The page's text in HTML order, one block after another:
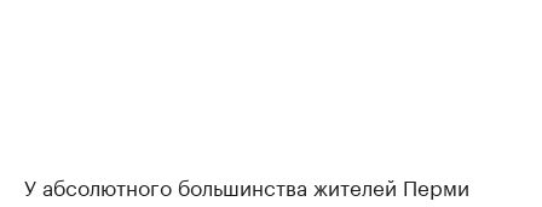
У абсолютного большинства жителей Перми